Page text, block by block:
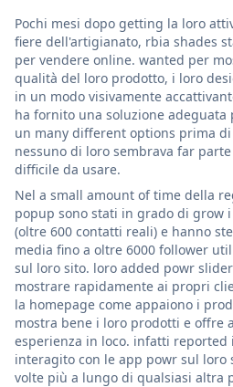
Pochi mesi dopo getting la loro
fiere dell'artigianato, rbia shades
per vendere online. wanted per
qualità del loro prodotto, i loro
in un modo visivamente
ha fornito una soluzione
un many different options prima
nessuno di loro sembrava far
difficile da usare.
Nel a small amount of time della
popup sono stati in grado di grow
(oltre 600 contatti reali) e hanno
media fino a oltre 6000 follower
sul loro sito. loro added powr
mostrare rapidamente ai propri
la homepage come appaiono i
mostra bene i loro prodotti e offre
esperienza in loco. infatti reported
interagito con le app powr sul loro
volte più a lungo di qualsiasi altra